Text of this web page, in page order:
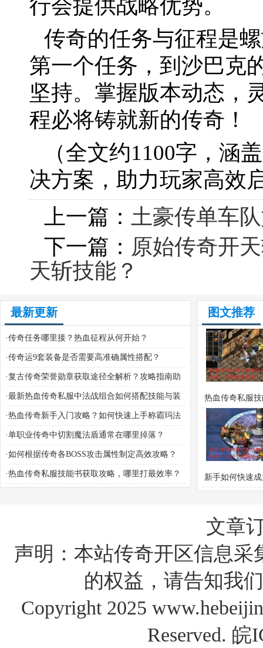
行会提供战略优势。
传奇的任务与征程是
第一个任务，到沙巴克
坚持。掌握版本动态，
程必将铸就新的传奇！
（全文约1100字，涵
决方案，助力玩家高效
上一篇： 土豪传单车
下一篇： 原始传奇开
天斩技能？
最新更新
·传奇任务哪里接？热血征程从何开始？
·传奇运9套装备是否需要高准确属性搭配？
·复古传奇荣誉勋章获取途径全解析？攻略指南助
你轻松收集
·最新热血传奇私服中法战组合如何搭配技能与装
备？
·热血传奇新手入门攻略？如何快速上手称霸玛法
大陆？
·单职业传奇中切割魔法盾通常在哪里掉落？
·如何根据传奇各BOSS攻击属性制定高效攻略？
·热血传奇私服技能书获取攻略，哪里打最效率？
图文推荐
热血传奇私服
取攻略，哪里
率？
新手如何快速
神？这10个问
要知道答
文章
声明：本站传奇开区信息
的权益，请告知我
Copyright 2025
Reserved. 皖